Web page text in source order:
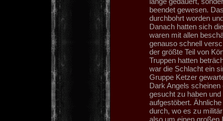
beendet gewesen.
durchbohrt worden
Danach hatten sich
waren mit allen
genauso schnell
der größte Teil von
Truppen hatten
war die Schlacht ein
Gruppe Ketzer
Dark Angels scheinen
gesucht zu haben
aufgestöbert.
durch, wo es zu
also um einen großen